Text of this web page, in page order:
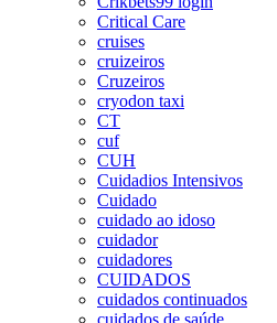
Critical Care
cruises
cruizeiros
Cruzeiros
cryodon taxi
CT
cuf
CUH
Cuidadios Intensivos
Cuidado
cuidado ao idoso
cuidador
cuidadores
CUIDADOS
cuidados continuados
cuidados de saúde